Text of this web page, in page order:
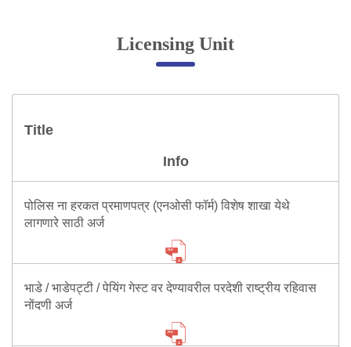
Online Complaint
Servant Information
Police Clearance Services
Accident Compensation
Right To Information
Passport Status
Useful websites
Licensing Unit
Title
Info
पोलिस ना हरकत प्रमाणपत्र (एनओसी फॉर्म) विशेष शाखा येथे
लागणारे साठी अर्ज
भाडे / भाडेपट्टी / पेयिंग गेस्ट वर देण्यावरील परदेशी राष्ट्रीय रहिवास
नोंदणी अर्ज